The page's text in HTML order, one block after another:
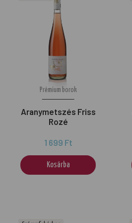
Prémium borok
Aranymetszés Friss
Rozé
1 699 Ft
Kosárba